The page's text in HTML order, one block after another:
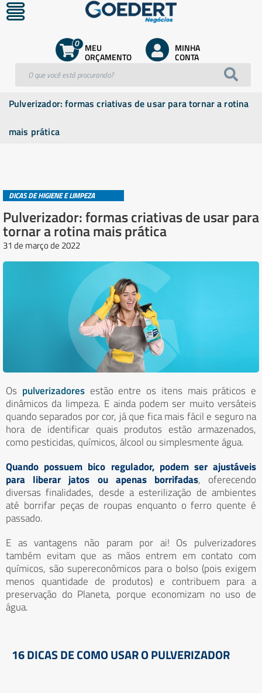
MEU
ORÇAMENTO
0 MINHA
CONTA
Pulverizador: formas criativas de usar para tornar a rotina
mais prática
DICAS DE HIGIENE E LIMPEZA
Pulverizador: formas criativas de usar para
tornar a rotina mais prática
31 de março de 2022
Os pulverizadoresestão entre os itens mais práticos e
dinâmicos da limpeza. E ainda podem ser muito versáteis
quando separados por cor, já que fica mais fácil e seguro na
hora de identificar quais produtos estão armazenados,
como pesticidas, químicos, álcool ou simplesmente água.
Quando possuem bico regulador, podem ser ajustáveis
para liberar jatos ou apenas borrifadas, oferecendo
diversas finalidades, desde a esterilização de ambientes
até borrifar peças de roupas enquanto o ferro quente é
passado.
E as vantagens não param por ai! Os pulverizadores
também evitam que as mãos entrem em contato com
químicos, são supereconômicos para o bolso (pois exigem
menos quantidade de produtos) e contribuem para a
preservação do Planeta, porque economizam no uso de
água.
16 DICAS DE COMO USAR O PULVERIZADOR